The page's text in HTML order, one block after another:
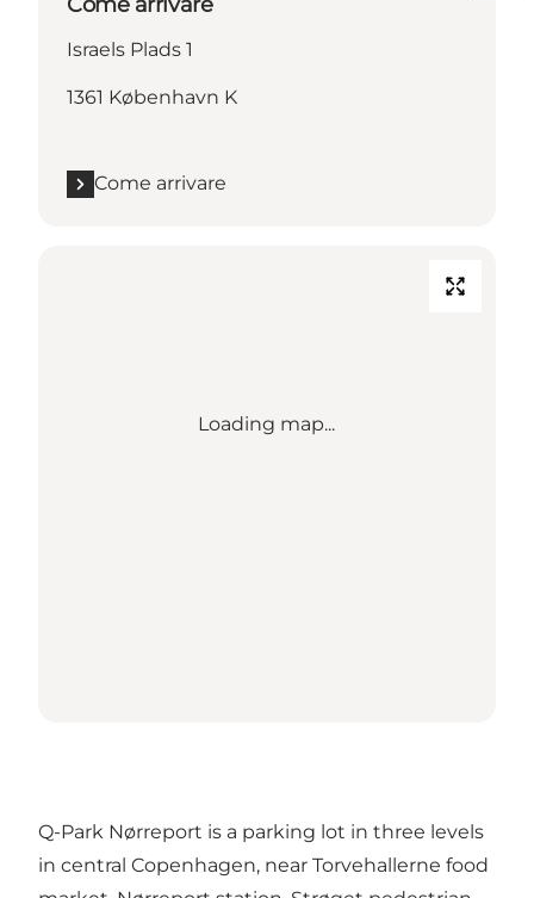
Israels Plads 1
1361 København K
Come arrivare
Loading map...
Q-Park Nørreport is a parking lot in three levels
in central Copenhagen, near Torvehallerne food